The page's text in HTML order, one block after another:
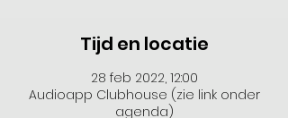
Tijd en locatie
28 feb 2022, 12:00
Audioapp Clubhouse (zie link onder
agenda)